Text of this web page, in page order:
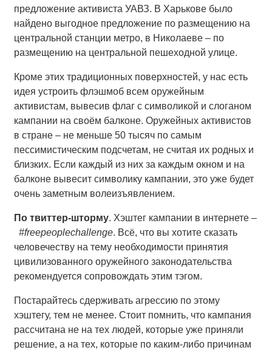
предложение активиста УАВЗ. В Харькове было
найдено выгодное предложение по размещению на
центральной станции метро, в Николаеве – по
размещению на центральной пешеходной улице.
Кроме этих традиционных поверхностей, у нас есть
идея устроить флэшмоб всем оружейным
активистам, вывесив флаг с символикой и слоганом
кампании на своём балконе. Оружейных активистов
в стране – не меньше 50 тысяч по самым
пессимистическим подсчетам, не считая их родных и
близких. Если каждый из них за каждым окном и на
балконе вывесит символику кампании, это уже будет
очень заметным волеизъявлением.
По твиттер-шторму. Хэштег кампании в интернете –
#freepeoplechallenge. Всё, что вы хотите сказать
человечеству на тему необходимости принятия
цивилизованного оружейного законодательства
рекомендуется сопровождать этим тэгом.
Постарайтесь сдерживать агрессию по этому
хэштегу, тем не менее. Стоит помнить, что кампания
рассчитана не на тех людей, которые уже приняли
решение, а на тех, которые по каким-либо причинам